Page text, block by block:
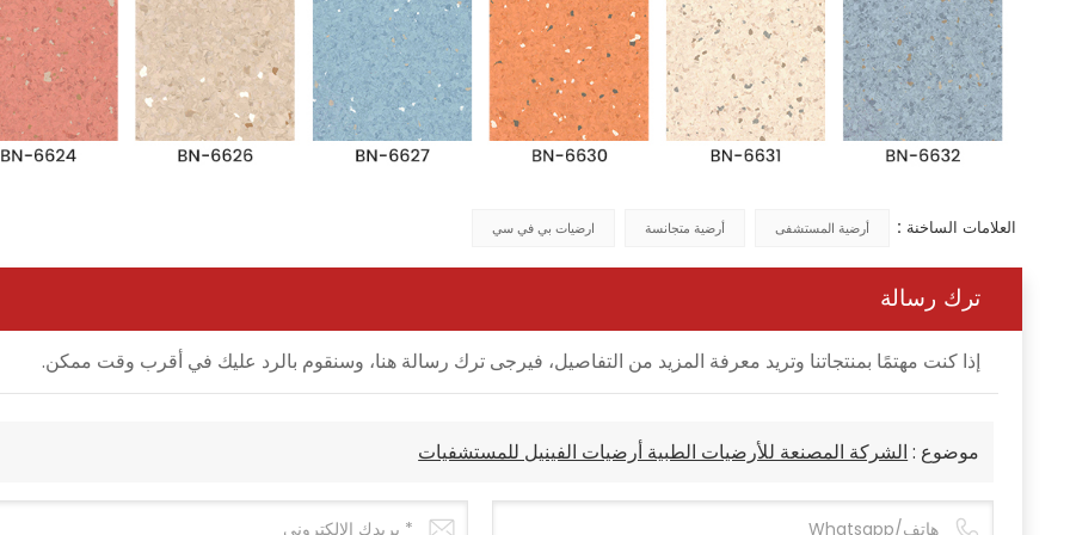
العلامات الساخنة : أرضية المستشفى أرضية متجانسة ارضيات بي في سي
ترك رسالة
إذا كنت مهتمًا بمنتجاتنا وتريد معرفة المزيد من التفاصيل، فيرجى ترك رسالة هنا، وسنقوم بالرد عليك في أقرب وقت ممكن.
موضوع : الشركة المصنعة للأرضيات الطبية أرضيات الفينيل للمستشفيات